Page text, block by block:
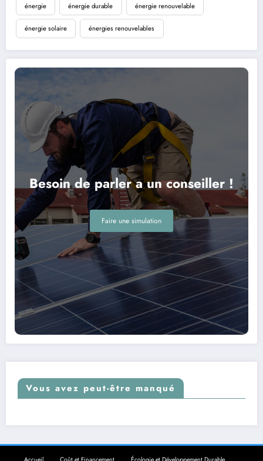
énergie énergie durable énergie renouvelable
énergie solaire énergies renouvelables
Besoin de parler a un conseiller !
Faire une simulation
Vous avez peut-être manqué